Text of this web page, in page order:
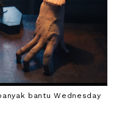
bantu Wednesday